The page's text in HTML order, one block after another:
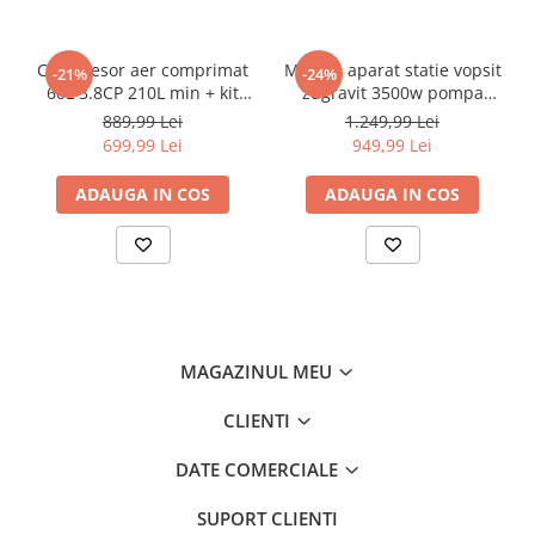
Biti hex/torx/spline
Chei auto speciale
Chei combinate/inelare/cu clichet
Chei tubulare
Dinamometrice
Filtre ulei
Prelungitor chei
Extras arcuri suspensie
-21%
Compresor aer comprimat
60L 3.8CP 210L min + kit
pmeumatic 5piese 8bar (BX-
3257+)
889,99 Lei
699,99 Lei
ADAUGA IN COS
-24%
Masina aparat statie vopsit
zugravit 3500w pompa
vopsea var lac lavabil
225bar 15Lmin (KD2123)
1.249,99 Lei
949,99 Lei
ADAUGA IN COS
MAGAZINUL MEU
CLIENTI
DATE COMERCIALE
SUPORT CLIENTI